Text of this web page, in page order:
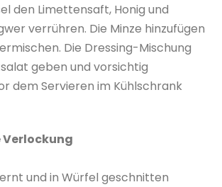
den Limettensaft, Honig und
verrühren. Die Minze hinzufügen
Die Dressing-Mischung
geben und vorsichtig
dem Servieren im Kühlschrank
und in Würfel geschnitten